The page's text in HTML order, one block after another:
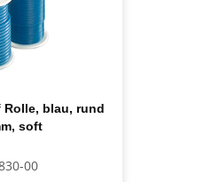
Rolle, blau, rund
soft
00